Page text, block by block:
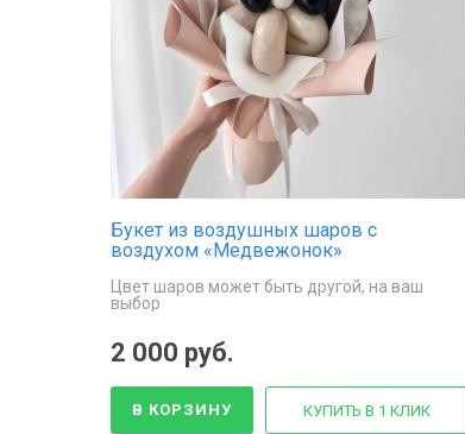
Букет из воздушных шаров с
воздухом «Медвежонок»
Цвет шаров может быть другой, на ваш
выбор
2 000 руб.
В КОРЗИНУ КУПИТЬ В 1 КЛИК